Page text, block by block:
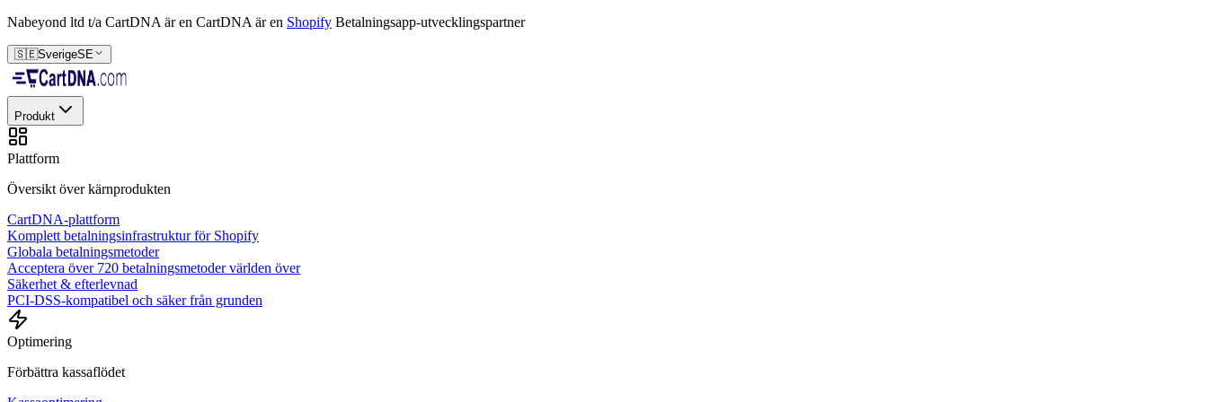
Nabeyond ltd t/a CartDNA är en CartDNA är en Shopify Betalningsapp-utvecklingspartner
🇸🇪SverigeSE
Produkt
Plattform
Översikt över kärnprodukten
CartDNA-plattform
Komplett betalningsinfrastruktur för Shopify
Globala betalningsmetoder
Acceptera över 720 betalningsmetoder världen över
Säkerhet & efterlevnad
PCI-DSS-kompatibel och säker från grunden
Optimering
Förbättra kassaflödet